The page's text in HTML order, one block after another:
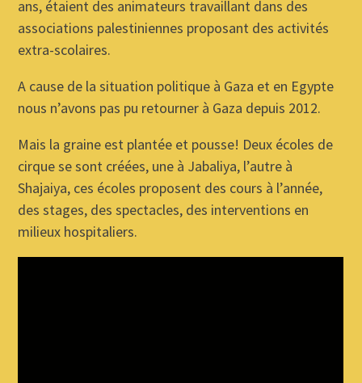
ans, étaient des animateurs travaillant dans des
associations palestiniennes proposant des activités
extra-scolaires.
A cause de la situation politique à Gaza et en Egypte
nous n’avons pas pu retourner à Gaza depuis 2012.
Mais la graine est plantée et pousse! Deux écoles de
cirque se sont créées, une à Jabaliya, l’autre à
Shajaiya, ces écoles proposent des cours à l’année,
des stages, des spectacles, des interventions en
milieux hospitaliers.